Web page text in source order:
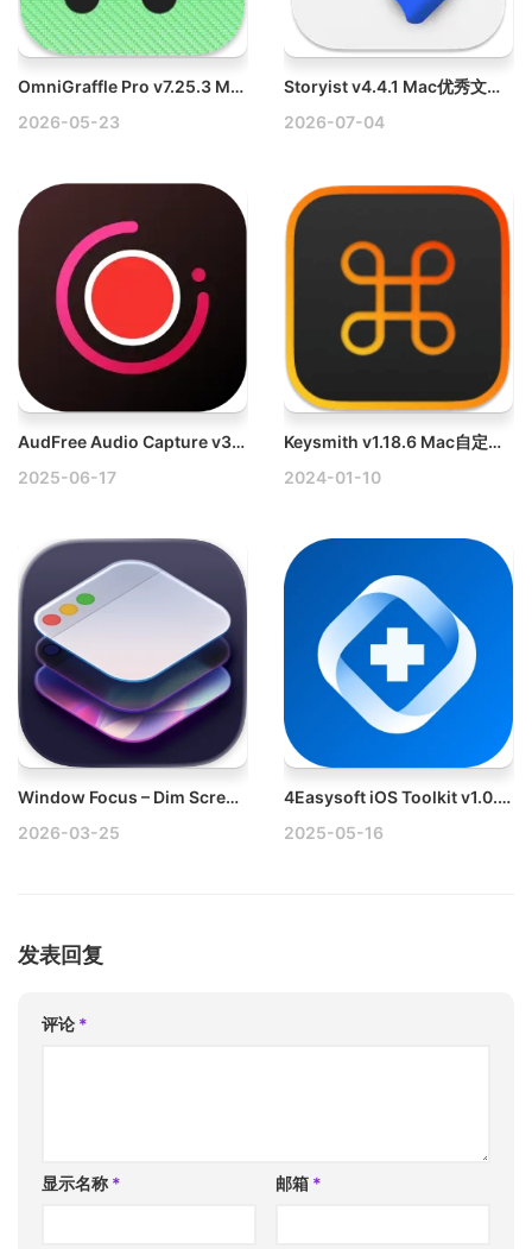
OmniGraffle Pro v7.25.3 Mac流程图绘制破解版
2026-05-23
Storyist v4.4.1 Mac优秀文字处理小说写作软件
2026-07-04
AudFree Audio Capture v3.6.0 Mac强大的音频录制软件破解版
2025-06-17
Keysmith v1.18.6 Mac自定义快捷键工具
2024-01-10
Window Focus – Dim Screen v1.0.8 Mac专注于当前最重要的内容破解版
2026-03-25
4Easysoft iOS Toolkit v1.0.26 Mac iOS工具包
2025-05-16
发表回复
评论 *
显示名称 * 邮箱 *